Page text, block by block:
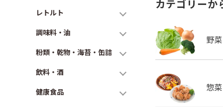
レトルト
調味料・油
粉類・乾物・海苔・缶詰
飲料・酒
健康食品
カテゴリーか